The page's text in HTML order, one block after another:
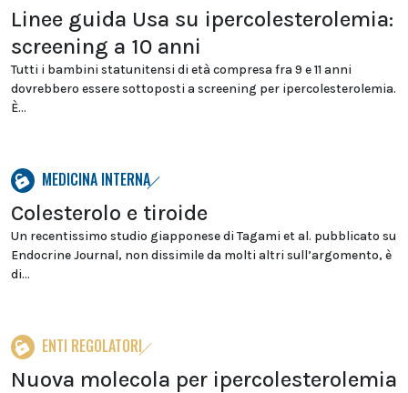
Linee guida Usa su ipercolesterolemia:
screening a 10 anni
Tutti i bambini statunitensi di età compresa fra 9 e 11 anni
dovrebbero essere sottoposti a screening per ipercolesterolemia.
È...
MEDICINA INTERNA
Colesterolo e tiroide
Un recentissimo studio giapponese di Tagami et al. pubblicato su
Endocrine Journal, non dissimile da molti altri sull’argomento, è
di...
ENTI REGOLATORI
Nuova molecola per ipercolesterolemia